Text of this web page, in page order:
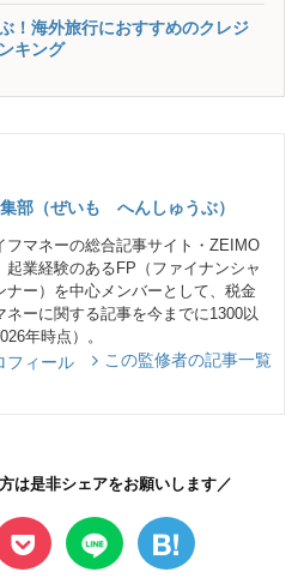
！海外旅行におすすめのクレジ
キング
部（ぜいも へんしゅうぶ）
フマネーの総合記事サイト・ZEIMO
起業経験のあるFP（ファイナンシャ
ナー）を中心メンバーとして、税金
ネーに関する記事を今までに1300以
年時点）。
フィール この監修者の記事一覧
は是非シェアをお願いします／